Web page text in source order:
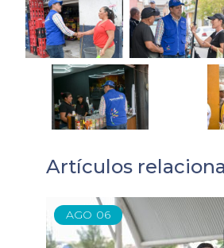
Artículos
AGO 06